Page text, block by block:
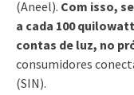
(Aneel). Com isso,
a cada 100
contas de luz, no
consumidores
(SIN).